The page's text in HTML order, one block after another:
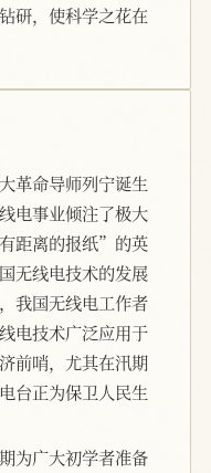
研，使科学之花在
革命导师列宁诞生
电事业倾注了极大
距离的报纸”的英
无线电技术的发展
我国无线电工作者
电技术广泛应用于
前哨，尤其在汛期
台正为保卫人民生
为广大初学者准备